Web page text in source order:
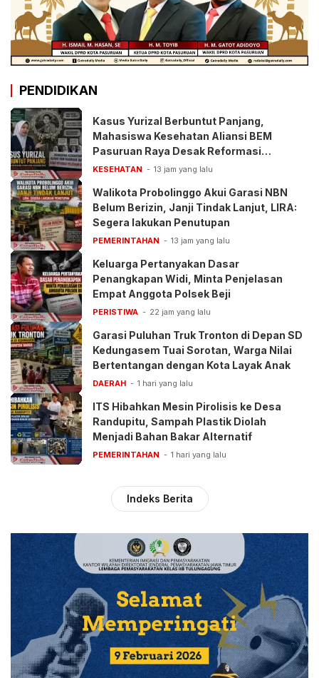
PENDIDIKAN
Kasus Yurizal Berbuntut Panjang,
Mahasiswa Kesehatan Aliansi BEM
Pasuruan Raya Desak Reformasi
Pelayanan BPJS
KESEHATAN 13 jam yang lalu
Walikota Probolinggo Akui Garasi NBN
Belum Berizin, Janji Tindak Lanjut, LIRA:
Segera lakukan Penutupan
PEMERINTAHAN 13 jam yang lalu
Keluarga Pertanyakan Dasar
Penangkapan Widi, Minta Penjelasan
Empat Anggota Polsek Beji
PERISTIWA 22 jam yang lalu
Garasi Puluhan Truk Tronton di Depan SD
Kedungasem Tuai Sorotan, Warga Nilai
Bertentangan dengan Kota Layak Anak
DAERAH 1 hari yang lalu
ITS Hibahkan Mesin Pirolisis ke Desa
Randupitu, Sampah Plastik Diolah
Menjadi Bahan Bakar Alternatif
PEMERINTAHAN 1 hari yang lalu
Indeks Berita